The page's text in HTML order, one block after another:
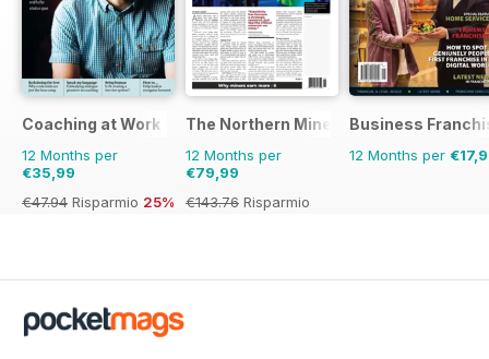
Coaching at Work
12 Months per
€35,99
€47.94 Risparmio 25%
The Northern Miner
12 Months per
€79,99
€143.76 Risparmio
Business
12 Months per